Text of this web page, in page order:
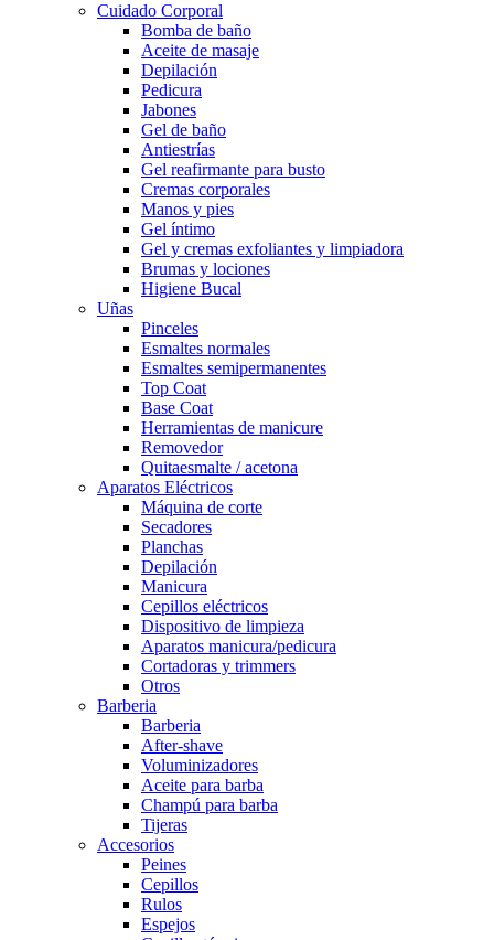
Cuidado Corporal
Bomba de baño
Aceite de masaje
Depilación
Pedicura
Jabones
Gel de baño
Antiestrías
Gel reafirmante para busto
Cremas corporales
Manos y pies
Gel íntimo
Gel y cremas exfoliantes y limpiadora
Brumas y lociones
Higiene Bucal
Uñas
Pinceles
Esmaltes normales
Esmaltes semipermanentes
Top Coat
Base Coat
Herramientas de manicure
Removedor
Quitaesmalte / acetona
Aparatos Eléctricos
Máquina de corte
Secadores
Planchas
Depilación
Manicura
Cepillos eléctricos
Dispositivo de limpieza
Aparatos manicura/pedicura
Cortadoras y trimmers
Otros
Barberia
Barberia
After-shave
Voluminizadores
Aceite para barba
Champú para barba
Tijeras
Accesorios
Peines
Cepillos
Rulos
Espejos